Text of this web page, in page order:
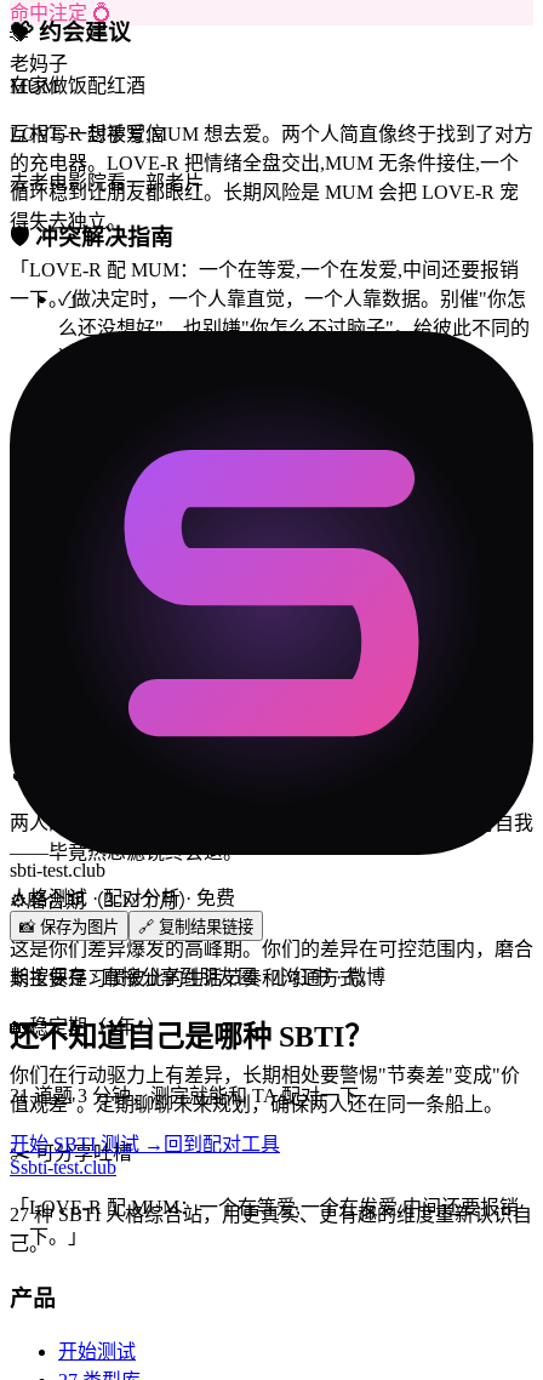
💝约会建议
在家做饭配红酒
互相写一封手写信
去老电影院看一部老片
🛡️冲突解决指南
✓做决定时，一个人靠直觉，一个人靠数据。别催"你怎
么还没想好"，也别嫌"你怎么不过脑子"。给彼此不同的
决策时间。
每次吵完架，花 5 分钟复盘"我们到底在吵什么"。大
设立一个"安全词"——当某一方快要情绪失控时说出
来，双方暂停 15 分钟再继续。比冷战和摔门有效 100
每月一次浪漫小惊喜
关系阶段预测
🔥
两人的情感节奏相近，热恋期会很甜。享受但别忘记保持自我
——毕竟热恋滤镜终会退。
⚙️磨合期（3-12个月）
这是你们差异爆发的高峰期。你们的差异在可控范围内，磨合
期主要是习惯彼此的生活节奏和沟通方式。
🏡稳定期（1年+）
你们在行动驱力上有差异，长期相处要警惕"节奏差"变成"价
值观差"。定期聊聊未来规划，确保两人还在同一条船上。
✂️可分享吐槽
「LOVE-R 配 MUM：一个在等爱,一个在发爱,中间还要报销
一下。
」
命中注定 💍
🫶
老妈子
MUM
LOVE-R 想被爱,MUM 想去爱。两个人简直像终于找到了对方
的充电器。LOVE-R 把情绪全盘交出,MUM 无条件接住,一个
循环稳到让朋友都眼红。长期风险是 MUM 会把 LOVE-R 宠
得失去独立。
「 LOVE-R 配 MUM：一个在等爱,一个在发爱,中间还要报销
一下。」
sbti-test.club
人格测试 · 配对分析 · 免费
📸 保存为图片 🔗 复制结果链接
长按保存 / 直接分享到朋友圈 · 小红书 · 微博
还不知道自己是哪种 SBTI？
31 道题 3 分钟，测完就能和 TA 配对一下
开始 SBTI 测试 → 回到配对工具
Ssbti-test.club
27 种 SBTI 人格综合站，用更真实、更有趣的维度重新认识自
己。
产品
开始测试